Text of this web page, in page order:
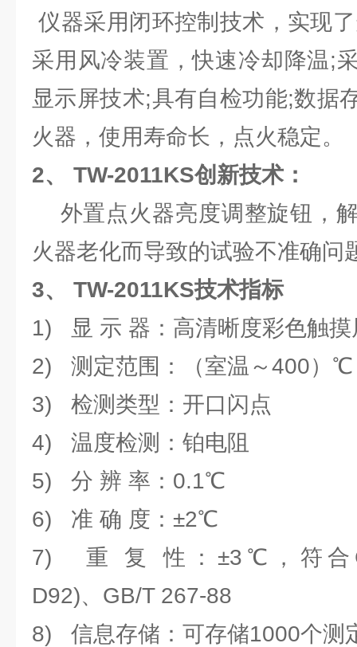
仪器采用闭环控制技术，实现
采用风冷装置，快速冷却降温;
显示屏技术;具有自检功能;数据
火器，使用寿命长，点火稳定。
2、 TW-2011KS创新技术：
外置点火器亮度调整旋钮，
火器老化而导致的试验不准确问
3、 TW-2011KS技术指标
1) 显 示 器：高清晰度彩色触摸
2) 测定范围：（室温～400）℃
3) 检测类型：开口闪点
4) 温度检测：铂电阻
5) 分 辨 率：0.1℃
6) 准 确 度：±2℃
7) 重 复 性：±3℃，符合
D92)、GB/T 267-88
8) 信息存储：可存储1000个测